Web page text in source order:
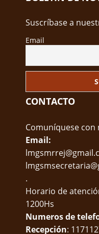
Suscríbase a
Email
CONTACTO
Comuníquese con
Email:
.
Horario de
1200Hs
Numeros de
Recepción: